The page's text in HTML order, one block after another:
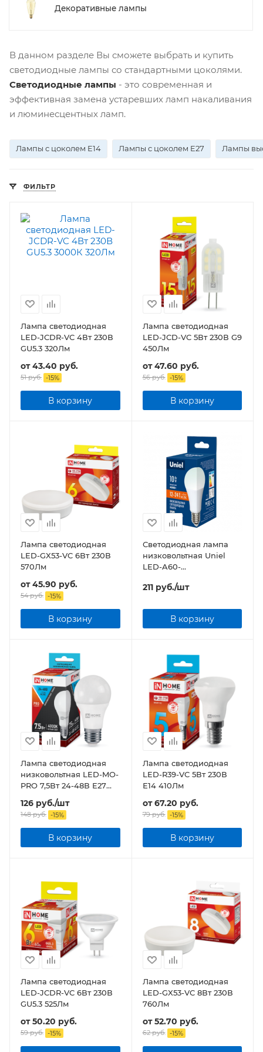
Декоративные лампы
В данном разделе Вы сможете выбрать и купить
светодиодные лампы со стандартными цоколями.
Светодиодные лампы - это современная и
эффективная замена устаревших ламп накаливания
и люминесцентных ламп.
Лампы с цоколем E14 Лампы с цоколем E27 Лампы
ФИЛЬТР
Лампа светодиодная
LED-JCDR-VC 4Вт 230В
GU5.3 320Лм
от43.40 руб.
51 руб. -15%
В корзину
Лампа светодиодная
LED-JCD-VC 5Вт 230В G9
450Лм
от47.60 руб.
56 руб. -15%
В корзину
Лампа светодиодная
LED-GX53-VC 6Вт 230В
570Лм
от45.90 руб.
54 руб. -15%
В корзину
Светодиодная лампа
низковольтная Uniel
LED-A60-
211руб./шт
В корзину
Лампа светодиодная
низковольтная LED-MO-
PRO 7,5Вт 24-48В Е27
4000К 600Лм
126 руб./шт
148руб. -15%
В корзину
Лампа светодиодная
LED-R39-VC 5Вт 230В
Е14 410Лм
от67.20 руб.
79 руб. -15%
В корзину
Лампа светодиодная
LED-JCDR-VC 6Вт 230В
GU5.3 525Лм
от50.20 руб.
59 руб. -15%
Лампа светодиодная
LED-GX53-VC 8Вт 230В
760Лм
от52.70 руб.
62 руб. -15%